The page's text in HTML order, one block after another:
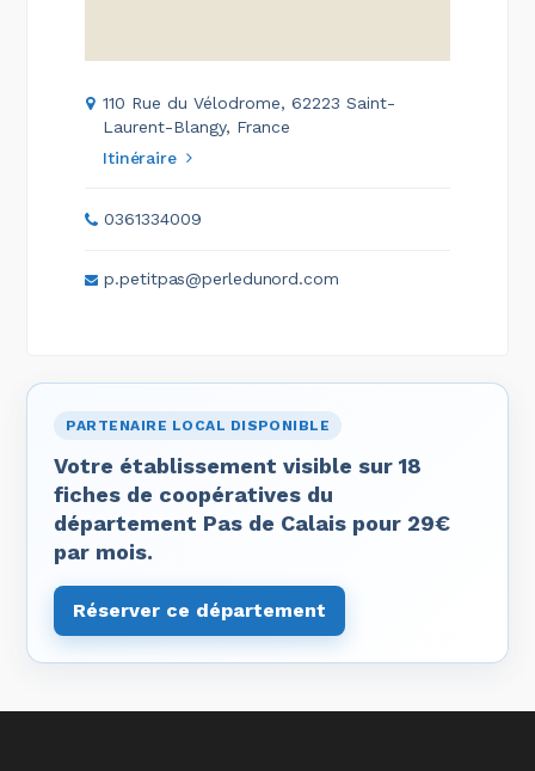
110 Rue du Vélodrome, 62223 Saint-
Laurent-Blangy, France
Itinéraire
0361334009
p.petitpas@perledunord.com
PARTENAIRE LOCAL DISPONIBLE
Votre établissement visible sur 18
fiches de coopératives du
département Pas de Calais pour 29€
par mois.
Réserver ce département